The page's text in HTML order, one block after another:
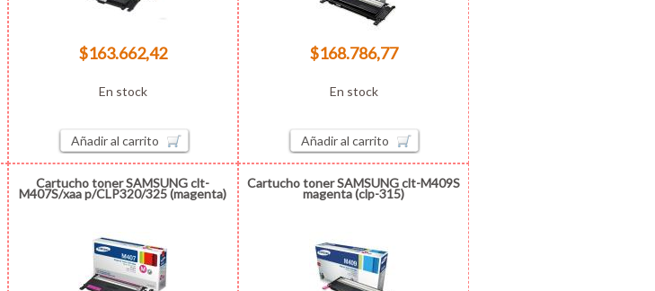
$163.662,42
En stock
Añadir al carrito
$168.786,77
En stock
Añadir al carrito
Cartucho toner SAMSUNG clt-
M407S/xaa p/CLP320/325 (magenta)
Cartucho toner SAMSUNG clt-M409S
magenta (clp-315)